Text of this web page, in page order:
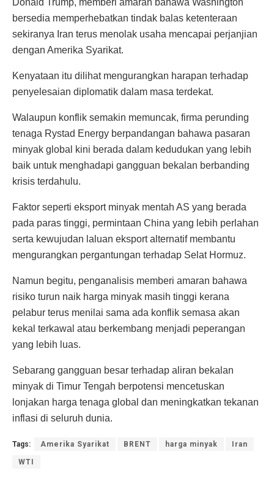
Donald Trump, memberi amaran bahawa Washington
bersedia memperhebatkan tindak balas ketenteraan
sekiranya Iran terus menolak usaha mencapai perjanjian
dengan Amerika Syarikat.
Kenyataan itu dilihat mengurangkan harapan terhadap
penyelesaian diplomatik dalam masa terdekat.
Walaupun konflik semakin memuncak, firma perunding
tenaga Rystad Energy berpandangan bahawa pasaran
minyak global kini berada dalam kedudukan yang lebih
baik untuk menghadapi gangguan bekalan berbanding
krisis terdahulu.
Faktor seperti eksport minyak mentah AS yang berada
pada paras tinggi, permintaan China yang lebih perlahan
serta kewujudan laluan eksport alternatif membantu
mengurangkan pergantungan terhadap Selat Hormuz.
Namun begitu, penganalisis memberi amaran bahawa
risiko turun naik harga minyak masih tinggi kerana
pelabur terus menilai sama ada konflik semasa akan
kekal terkawal atau berkembang menjadi peperangan
yang lebih luas.
Sebarang gangguan besar terhadap aliran bekalan
minyak di Timur Tengah berpotensi mencetuskan
lonjakan harga tenaga global dan meningkatkan tekanan
inflasi di seluruh dunia.
Tags: Amerika Syarikat BRENT harga minyak Iran
WTI